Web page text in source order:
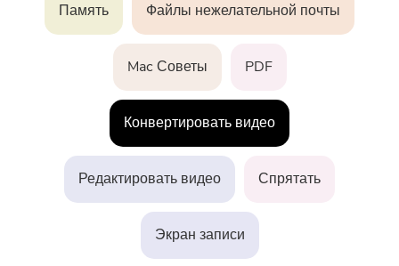
PDF Компрессор
Онлайн
Бесплатный видео конвертер
Free Video Editor
Бесплатный фотокомпрессор
Память Файлы нежелательной почты
Mac Советы PDF
Конвертировать видео
Редактировать видео Спрятать
Экран записи